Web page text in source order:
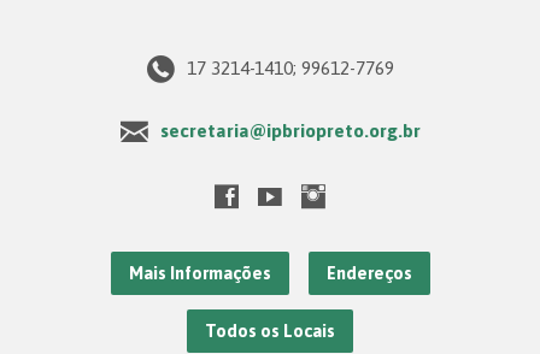
17 3214-1410; 99612-7769
secretaria@ipbriopreto.org.br
Mais Informações Endereços
Todos os Locais